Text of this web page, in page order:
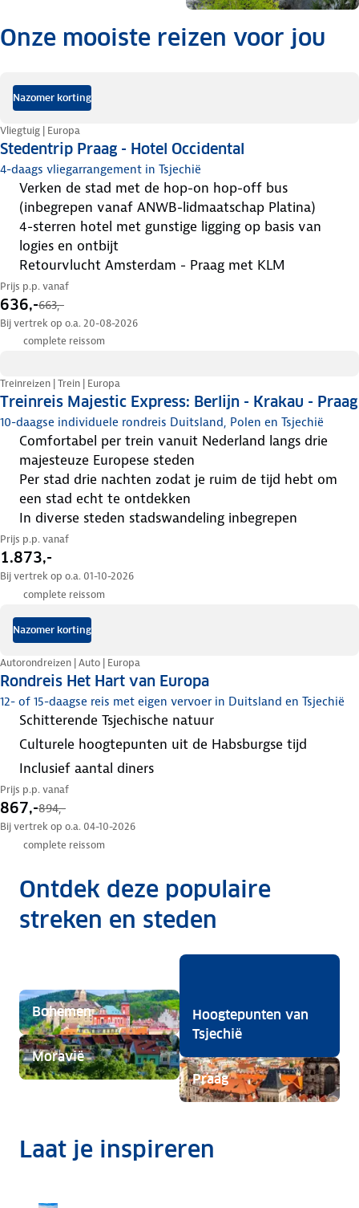
.Onze mooiste reizen voor jou
Nazomer korting
Stedentrip Praag - Hotel Occidental
Vliegtuig | Europa
4-daags vliegarrangement in Tsjechië
verken de stad met de hop-on hop-off bus
(inbegrepen vanaf ANWB-lidmaatschap Platina)
4-sterren hotel met gunstige ligging op basis van
logies en ontbijt
retourvlucht Amsterdam - Praag met KLM
Prijs p.p. vanaf
636,-663,-
Bij vertrek op o.a. 20-08-2026
complete reissom
Treinreis Majestic Express: Berlijn - Krakau - Praag
Treinreizen | Trein | Europa
10-daagse individuele rondreis Duitsland, Polen en Tsjechië
comfortabel per trein vanuit Nederland langs drie
majesteuze Europese steden
per stad drie nachten zodat je ruim de tijd hebt om
een stad echt te ontdekken
in diverse steden stadswandeling inbegrepen
Prijs p.p. vanaf
1.873,-
Bij vertrek op o.a. 01-10-2026
complete reissom
Nazomer korting
Rondreis Het Hart van Europa
Autorondreizen | Auto | Europa
12- of 15-daagse reis met eigen vervoer in Duitsland en Tsjechië
schitterende Tsjechische natuur
culturele hoogtepunten uit de Habsburgse tijd
inclusief aantal diners
Prijs p.p. vanaf
867,-894,-
Bij vertrek op o.a. 04-10-2026
complete reissom
Ontdek deze populaire
streken en steden
Bohemen
Moravië
Hoogtepunten van
Tsjechië
Praag
Laat je inspireren